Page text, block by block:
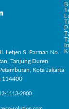
Letjen S. Parman No.
Tanjung Duren
Kota Jakarta
114400
1113-2800